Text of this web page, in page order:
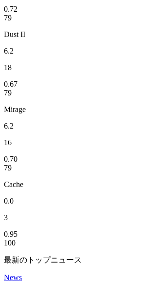
0.72
79
Dust II
6.2
18
0.67
79
Mirage
6.2
16
0.70
79
Cache
0.0
3
0.95
100
最新のトップニュース
News